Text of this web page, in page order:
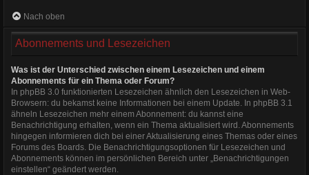
Nach oben
Abonnements und Lesezeichen
Was ist der Unterschied zwischen einem Lesezeichen und einem
Abonnements für ein Thema oder Forum?
In phpBB 3.0 funktionierten Lesezeichen ähnlich den Lesezeichen in Web-
Browsern: du bekamst keine Informationen bei einem Update. In phpBB 3.1
ähneln Lesezeichen mehr einem Abonnement: du kannst eine
Benachrichtigung erhalten, wenn ein Thema aktualisiert wird. Abonnements
hingegen informieren dich bei einer Aktualisierung eines Themas oder eines
Forums des Boards. Die Benachrichtigungsoptionen für Lesezeichen und
Abonnements können im persönlichen Bereich unter „Benachrichtigungen
einstellen“ geändert werden.